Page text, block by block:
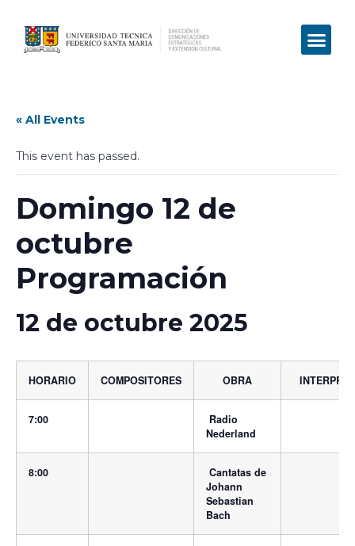
« All Events
This event has passed.
Domingo 12 de
octubre
Programación
12 de octubre 2025
HORARIO COMPOSITORES OBRA
7:00
Radio
Nederland
8:00
Cantatas de
Johann
Sebastian
Bach